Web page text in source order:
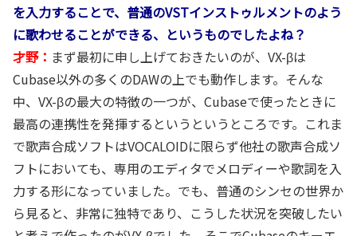
を入力することで、普通のVSTインストゥルメントのよう
に歌わせることができる、というものでしたよね？
才野： まず最初に申し上げておきたいのが、VX-βは
Cubase以外の多くのDAWの上でも動作します。そんな
中、VX-βの最大の特徴の一つが、Cubaseで使ったときに
最高の連携性を発揮するというというところです。これま
で歌声合成ソフトはVOCALOIDに限らず他社の歌声合成ソ
フトにおいても、専用のエディタでメロディーや歌詞を入
力する形になっていました。でも、普通のシンセの世界か
ら見ると、非常に独特であり、こうした状況を突破したい